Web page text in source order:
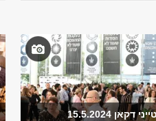
15.5.2024